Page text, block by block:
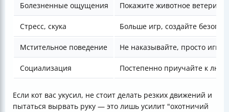
Болезненные ощущения Покажите животное
Стресс, скука Больше игр, создайте
Мстительное поведение Не наказывайте, просто
Социализация Постепенно приучайте к
Если кот вас укусил, не стоит делать резких движений и
пытаться вырвать руку — это лишь усилит "охотничий